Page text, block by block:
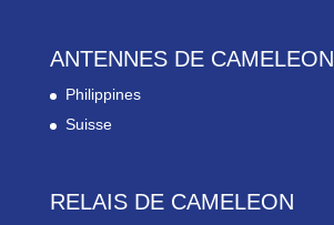
ANTENNES DE CAMELEON
Philippines
Suisse
RELAIS DE CAMELEON